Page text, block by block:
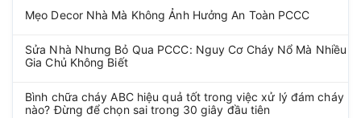
Mẹo Decor Nhà Mà Không Ảnh Hưởng An Toàn PCCC
Sửa Nhà Nhưng Bỏ Qua PCCC: Nguy Cơ Cháy Nổ Mà Nhiều
Gia Chủ Không Biết
Bình chữa cháy ABC hiệu quả tốt trong việc xử lý đám cháy
nào? Đừng để chọn sai trong 30 giây đầu tiên